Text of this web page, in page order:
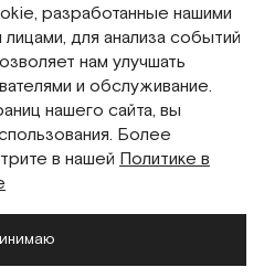
данных
файлов
данных
разработанные нашими
для анализа событий
нам улучшать
и обслуживание.
нашего сайта, вы
Более
в нашей Политике в